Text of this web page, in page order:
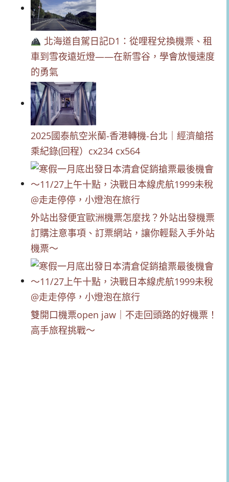
北海道自駕日記D1：從哩程兌換機票、租
車到雪夜遠近燈——在新雪谷，學會放慢速度
的勇氣
2025國泰航空米蘭-香港轉機-台北｜經濟艙搭
乘紀錄(回程）cx234 cx564
外站出發便宜歐洲機票怎麼找？外站出發機票
訂購注意事項、訂票網站，讓你輕鬆入手外站
機票～
雙開口機票open jaw｜不走回頭路的好機票！
高手旅程挑戰～